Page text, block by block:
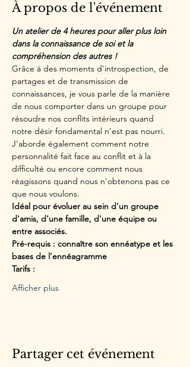
À propos de l'événement
Un atelier de 4 heures pour aller plus loin
dans la connaissance de soi et la
compréhension des autres !
Grâce à des moments d'introspection, de
partages et de transmission de
connaissances, je vous parle de la manière
de nous comporter dans un groupe pour
résoudre nos conflits intérieurs quand
notre désir fondamental n'est pas nourri.
J'aborde également comment notre
personnalité fait face au conflit et à la
difficulté ou encore comment nous
réagissons quand nous n'obtenons pas ce
que nous voulons.
Idéal pour évoluer au sein d'un groupe
d'amis, d'une famille, d'une équipe ou
entre associés.
Pré-requis : connaître son ennéatype et les
bases de l'ennéagramme
Tarifs :
Afficher plus
Partager cet événement